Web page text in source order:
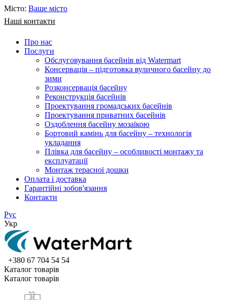
Місто: Ваше місто
Наші контакти
Про нас
Послуги
Обслуговування басейнів від Watermart
Консервація – підготовка вуличного басейну до
зими
Розконсервація басейну
Реконструкція басейнів
Проектування громадських басейнів
Проектування приватних басейнів
Оздоблення басейну мозаїкою
Бортовий камінь для басейну – технологія
укладання
Плівка для басейну – особливості монтажу та
експлуатації
Монтаж терасної дошки
Оплата і доставка
Гарантійні зобов'язання
Контакти
Рус
Укр
+380 67 704 54 54
Каталог товарiв
Каталог товарiв